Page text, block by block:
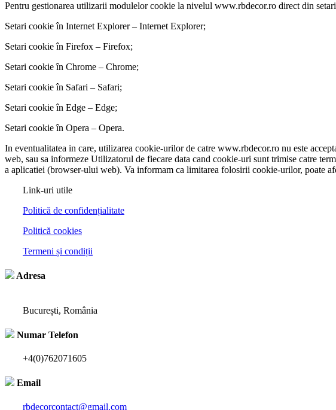
Pentru gestionarea utilizarii modulelor cookie la nivelul www.rbdecor.ro direct din
Setari cookie în Internet Explorer – Internet Explorer;
Setari cookie în Firefox – Firefox;
Setari cookie în Chrome – Chrome;
Setari cookie în Safari – Safari;
Setari cookie în Edge – Edge;
Setari cookie în Opera – Opera.
In eventualitatea in care, utilizarea cookie-urilor de catre www.rbdecor.ro nu este
web, sau sa informeze Utilizatorul de fiecare data cand cookie-uri sunt trimise catre
a aplicatiei (browser-ului web). Va informam ca limitarea folosirii cookie-urilor, poate
Link-uri utile
Politică de confidențialitate
Politică cookies
Termeni și condiții
Adresa
București, România
Numar Telefon
+4(0)762071605
Email
rbdecorcontact@gmail.com